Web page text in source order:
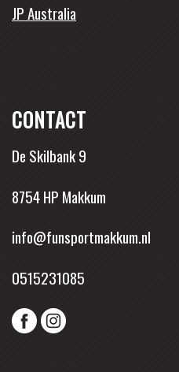
JP Australia
CONTACT
De Skilbank 9
8754 HP Makkum
info@funsportmakkum.nl
0515231085